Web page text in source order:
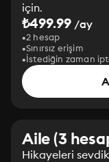
için.
₺499.99 /ay
2 hesap
Sınırsız erişim
İstediğin zaman
Aile (3
Hikayeleri